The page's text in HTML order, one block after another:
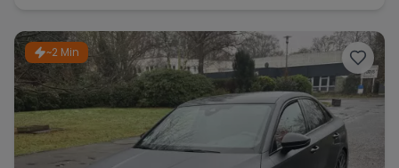
Range Rover Corvette
~2 Min